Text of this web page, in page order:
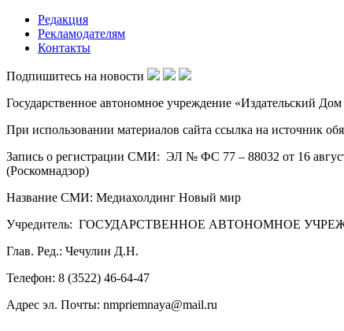
Редакция
Рекламодателям
Контакты
Подпишитесь на новости
Государственное автономное учреждение «Издательский
При использовании материалов сайта ссылка на источник
Запись о регистрации СМИ: ЭЛ № ФС 77 – 88032 от 16
(Роскомнадзор)
Название СМИ: Медиахолдинг Новый мир
Учредитель: ГОСУДАРСТВЕННОЕ АВТОНОМНОЕ
Глав. Ред.: Чечулин Д.Н.
Телефон: 8 (3522) 46-64-47
Адрес эл. Почты: nmpriemnaya@mail.ru